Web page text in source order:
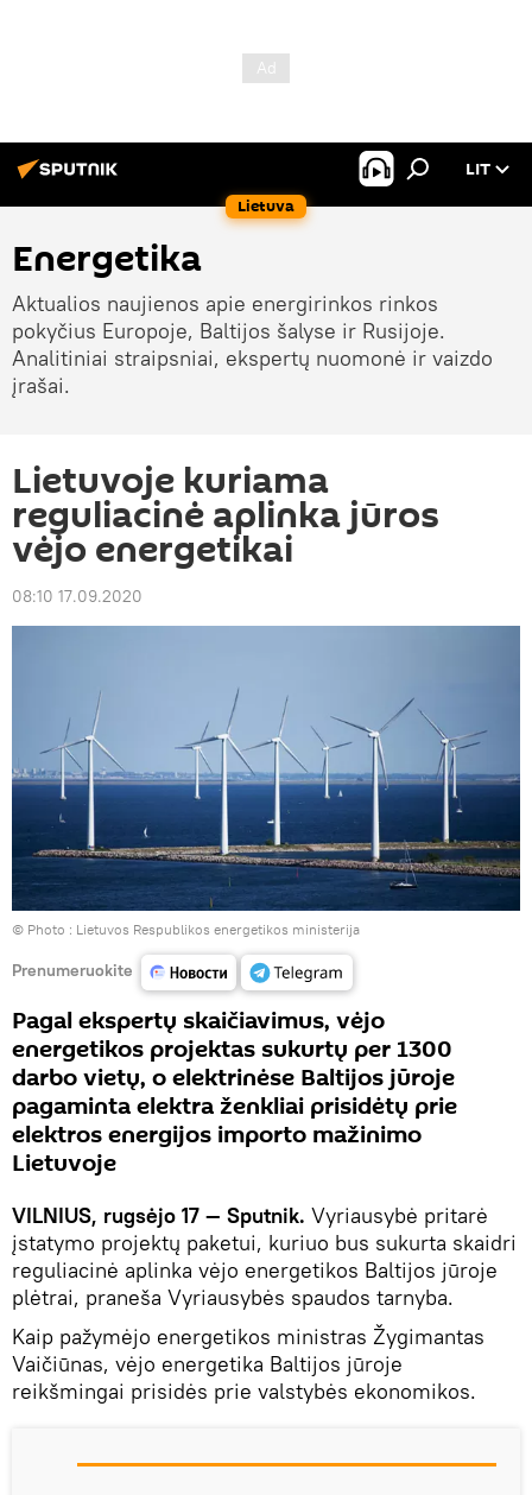
Lietuva
LIT
Energetika
Aktualios naujienos apie energirinkos rinkos
pokyčius Europoje, Baltijos šalyse ir Rusijoje.
Analitiniai straipsniai, ekspertų nuomonė ir vaizdo
įrašai.
Lietuvoje kuriama
reguliacinė aplinka jūros
vėjo energetikai
08:10 17.09.2020
© Photo : Lietuvos Respublikos energetikos ministerija
Prenumeruokite
Pagal ekspertų skaičiavimus, vėjo
energetikos projektas sukurtų per 1300
darbo vietų, o elektrinėse Baltijos jūroje
pagaminta elektra ženkliai prisidėtų prie
elektros energijos importo mažinimo
Lietuvoje
VILNIUS, rugsėjo 17 — Sputnik. Vyriausybė pritarė
įstatymo projektų paketui, kuriuo bus sukurta skaidri
reguliacinė aplinka vėjo energetikos Baltijos jūroje
plėtrai, praneša Vyriausybės spaudos tarnyba.
Kaip pažymėjo energetikos ministras Žygimantas
Vaičiūnas, vėjo energetika Baltijos jūroje
reikšmingai prisidės prie valstybės ekonomikos.